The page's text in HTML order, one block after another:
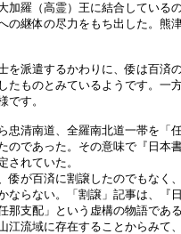
加羅（高霊）王に結合している
の継体の尽力をもち出した。熊
派遣するかわりに、倭は百済
たものとみているようです。一
です。
清南道、全羅南北道一帯を「
のであった。その意味で『日本
されていた。
が百済に割譲したのでもなく
ならない。「割譲」記事は、『
那支配」という虚構の物語であ
流域に存在することからみて